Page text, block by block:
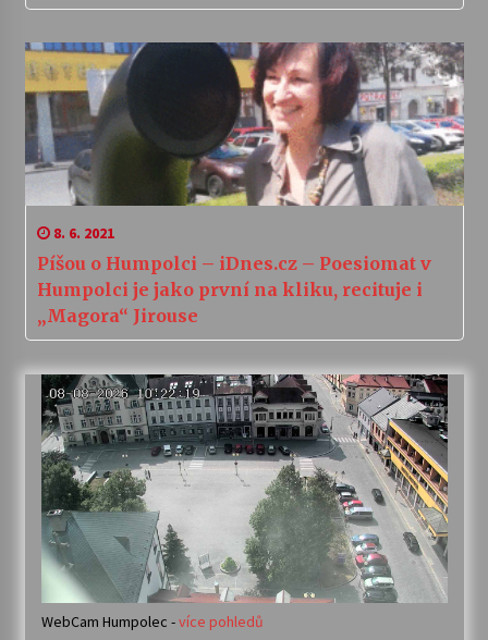
8. 6. 2021
Píšou o Humpolci – iDnes.cz – Poesiomat v
Humpolci je jako první na kliku, recituje i
„Magora“ Jirouse
WebCam Humpolec -více pohledů